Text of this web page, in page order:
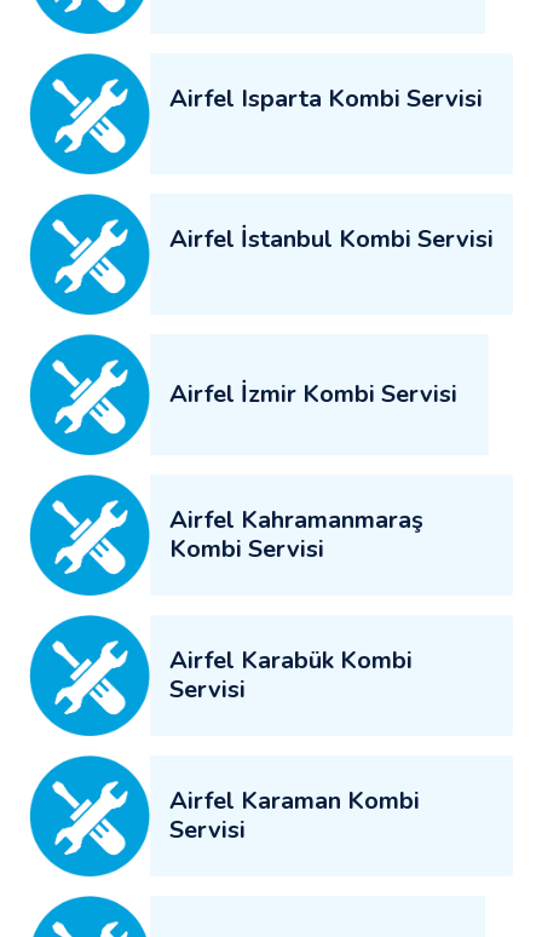
Airfel Isparta Kombi Servisi
Airfel İstanbul Kombi Servisi
Airfel İzmir Kombi Servisi
Airfel Kahramanmaraş
Kombi Servisi
Airfel Karabük Kombi
Servisi
Airfel Karaman Kombi
Servisi